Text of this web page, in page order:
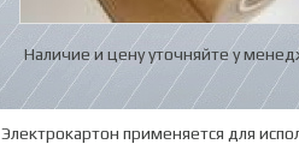
Наличие и цену уточняйте у
Электрокартон применяется для